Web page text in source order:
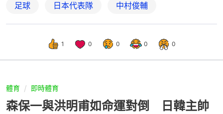
足球 日本代表隊 中村俊輔
1 0 0 0 0
體育 即時體育
森保一與洪明甫如命運對倒 日韓主帥